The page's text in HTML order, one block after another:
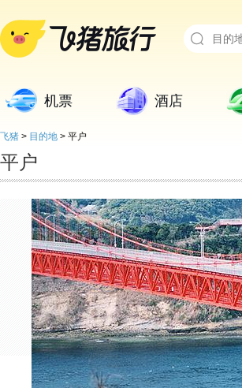
机票 酒店
飞猪 > 目的地 > 平户
平户